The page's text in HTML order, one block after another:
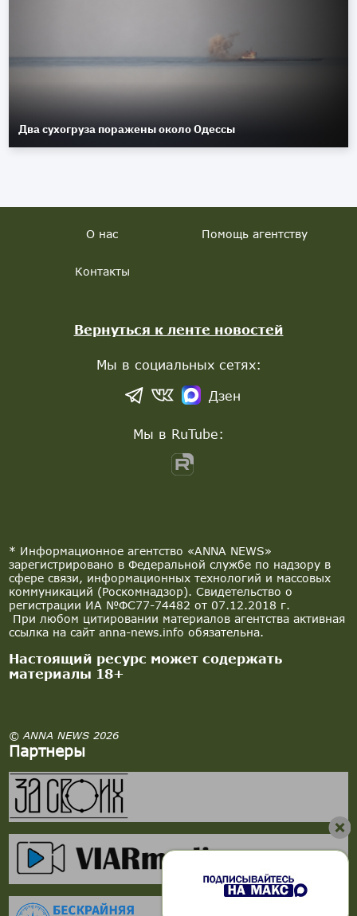
Два сухогруза поражены около Одессы
* Информационное агентство «ANNA NEWS»
зарегистрировано в Федеральной службе по надзору в
сфере связи, информационных технологий и массовых
коммуникаций (Роскомнадзор). Свидетельство о
регистрации ИА №ФС77-74482 от 07.12.2018 г.
При любом цитировании материалов агентства активная
ссылка на сайт anna-news.info обязательна.
Настоящий ресурс может содержать
материалы 18+
© ANNA NEWS 2026
Партнеры
О нас Помощь агентству
Контакты
Вернуться к ленте новостей
Мы в социальных сетях:
Дзен
Мы в RuTube: